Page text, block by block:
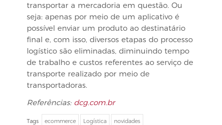
transportar a mercadoria em questão. Ou
seja: apenas por meio de um aplicativo é
possível enviar um produto ao destinatário
final e, com isso, diversos etapas do processo
logístico são eliminadas, diminuindo tempo
de trabalho e custos referentes ao serviço de
transporte realizado por meio de
transportadoras.
Referências: dcg.com.br
Tags ecommerce Logística novidades